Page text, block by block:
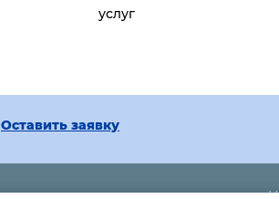
услуг
Оставить заявку